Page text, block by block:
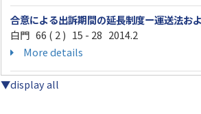
合意による出訴期間の延長制度ー運送法お
白門 66 ( 2 ) 15 - 28 2014.2
More details
▼display all